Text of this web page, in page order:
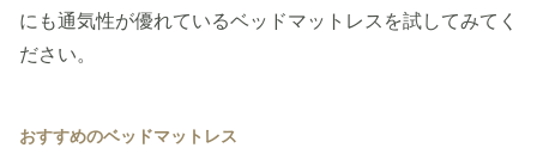
にも通気性が優れているベッドマットレスを試してみてく
ださい。
おすすめのベッドマットレス